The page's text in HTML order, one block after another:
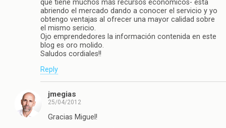
que tiene muchos más recursos económicos- esta
abriendo el mercado dando a conocer el servicio y yo
obtengo ventajas al ofrecer una mayor calidad sobre
el mismo sericio.
Ojo emprendedores la información contenida en este
blog es oro molido.
Saludos cordiales!!
Reply
jmegias
25/04/2012
Gracias Miguel!